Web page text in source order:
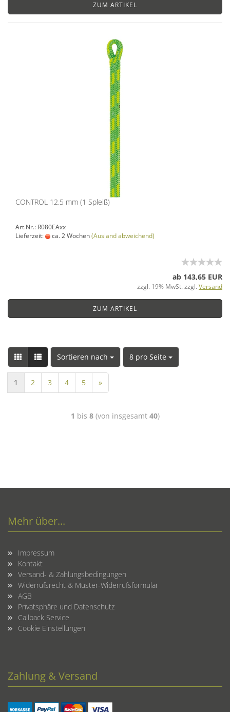
ZUM ARTIKEL
CONTROL 12.5 mm (1 Spleiß)
Art.Nr.: R080EAxx
Lieferzeit:
ca. 2 Wochen(Ausland abweichend)
ab 143,65 EUR
zzgl. 19% MwSt. zzgl. Versand
ZUM ARTIKEL
Sortieren nach 8 pro Seite
1 2 3 4 5 »
1 bis 8(von insgesamt 40)
Mehr über...
Impressum
Kontakt
Versand- & Zahlungsbedingungen
Widerrufsrecht & Muster-Widerrufsformular
AGB
Privatsphäre und Datenschutz
Callback Service
Cookie Einstellungen
Zahlung & Versand